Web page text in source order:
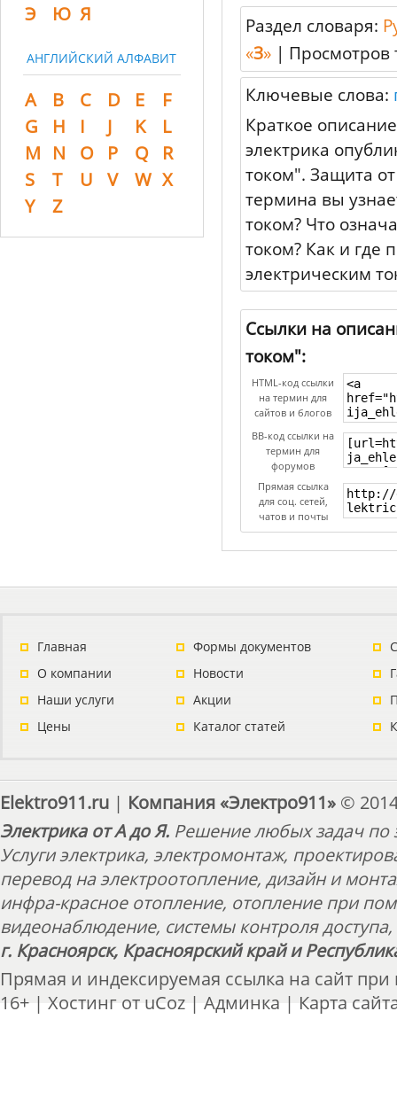
Э
Ю Я
АНГЛИЙСКИЙ АЛФАВИТ
A B C D E
F
G
H I J K
L
M N O P Q
R
S
T U V W X
Y
Z
Раздел словаря:
«З» | Просмотров
Ключевые слова:
Краткое
электрика
током". Защита
термина вы
током? Что
током? Как и где
электрическим
Ссылки на
током":
HTML-код ссылки
на термин для
сайтов и блогов
BB-код ссылки на
термин для
форумов
Прямая ссылка
для соц. сетей,
чатов и почты
Главная
О компании
Наши услуги
Цены
Формы документов
Новости
Акции
Каталог статей
Elektro911.ru | Компания «Электро911» ©
Электрика от А до Я. Решение любых задач по
Услуги электрика, электромонтаж,
перевод на электроотопление, дизайн и
инфра-красное отопление, отопление при
видеонаблюдение, системы контроля
г. Красноярск, Красноярский край и
Прямая и индексируемая ссылка на сайт
16+ | Хостинг от uCoz | Админка | Карта